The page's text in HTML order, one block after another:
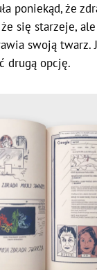
poniekąd, że
się starzeje,
swoją twarz.
drugą opcję.